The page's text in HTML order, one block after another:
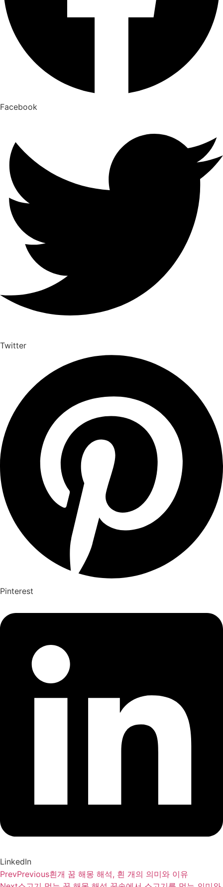
Facebook
Twitter
Pinterest
LinkedIn
PrevPrevious흰개 꿈 해몽 해석, 흰 개의 의미와 이유